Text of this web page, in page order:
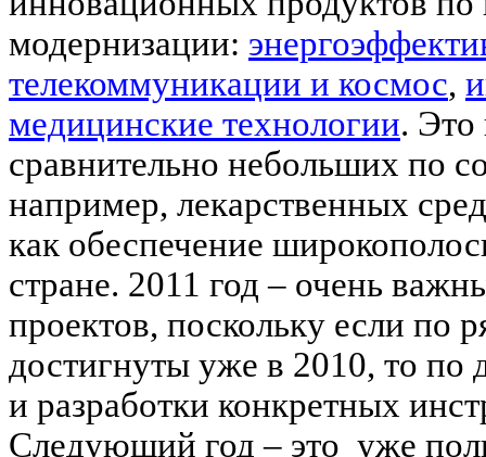
модернизации:
телекоммуникации и космос,
медицинские технологии. Это
сравнительно небольших по
например, лекарственных
как обеспечение
стране. 2011 год – очень
проектов, поскольку если по
достигнуты уже в 2010, то по
и разработки конкретных
Следующий год – это уже